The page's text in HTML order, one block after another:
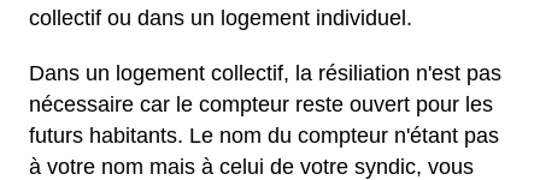
collectif ou dans un logement individuel.
Dans un logement collectif, la résiliation n'est pas
nécessaire car le compteur reste ouvert pour les
futurs habitants. Le nom du compteur n'étant pas
à votre nom mais à celui de votre syndic, vous